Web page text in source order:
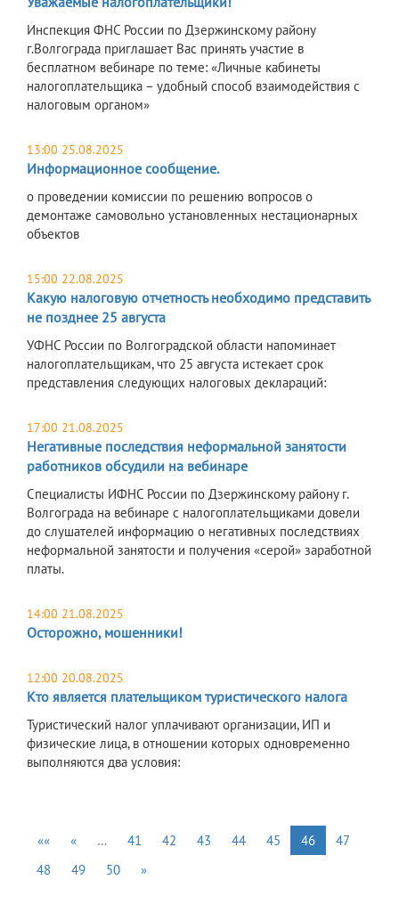
Инспекция ФНС России по Дзержинскому району
г.Волгограда приглашает Вас принять участие в
бесплатном вебинаре по теме: «Личные кабинеты
налогоплательщика – удобный способ взаимодействия с
налоговым органом»
13:00 25.08.2025
Информационное сообщение.
о проведении комиссии по решению вопросов о
демонтаже самовольно установленных нестационарных
объектов
15:00 22.08.2025
Какую налоговую отчетность необходимо представить
не позднее 25 августа
УФНС России по Волгоградской области напоминает
налогоплательщикам, что 25 августа истекает срок
представления следующих налоговых деклараций:
17:00 21.08.2025
Негативные последствия неформальной занятости
работников обсудили на вебинаре
Специалисты ИФНС России по Дзержинскому району г.
Волгограда на вебинаре с налогоплательщиками довели
до слушателей информацию о негативных последствиях
неформальной занятости и получения «серой» заработной
платы.
14:00 21.08.2025
Осторожно, мошенники!
12:00 20.08.2025
Кто является плательщиком туристического налога
Туристический налог уплачивают организации, ИП и
физические лица, в отношении которых одновременно
выполняются два условия:
«« « … 41 42 43 44 45 46
47
48
49 50 »